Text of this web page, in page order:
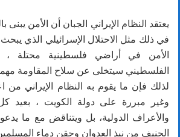
يعتقد النظام الإيراني الجبان أن الأمن يبنى
الأمن في أراضي فلسطينية محتلة ،
الفلسطيني سيتخلى عن سلاح المقاومة
لذلك فإن ما يقوم به النظام الإيراني من
وغير مبررة على دولة الكويت ، بعيد كل
والأعراف الدولية، بل ويتناقض مع ما يدعو
الحنيف من نبذ العدوان وحقن دماء